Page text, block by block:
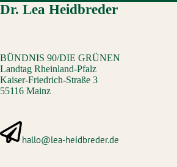
Dr. Lea Heidbreder
BÜNDNIS 90/DIE GRÜNEN
Landtag Rheinland-Pfalz
Kaiser-Friedrich-Straße 3
55116 Mainz
hallo@lea-heidbreder.de